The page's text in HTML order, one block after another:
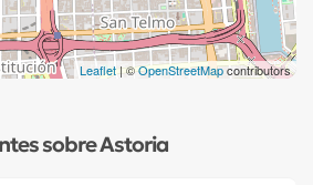
Leaflet| ©OpenStreetMapcontributors
sobre Astoria